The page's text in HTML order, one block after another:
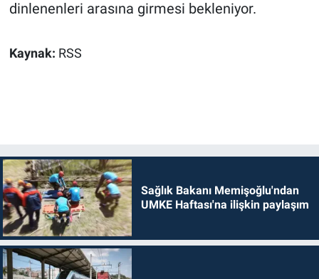
dinlenenleri arasına girmesi bekleniyor.
Kaynak: RSS
Sağlık Bakanı Memişoğlu'ndan
UMKE Haftası'na ilişkin paylaşım